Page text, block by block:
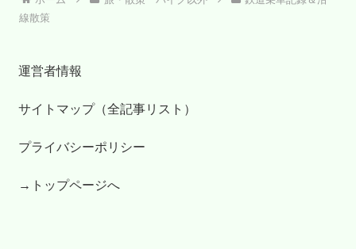
線散策
運営者情報
サイトマップ（全記事リスト）
プライバシーポリシー
→トップページへ